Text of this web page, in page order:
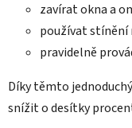
zavírat okna a
používat stínění
pravidelně
Díky těmto
snížit o desítky